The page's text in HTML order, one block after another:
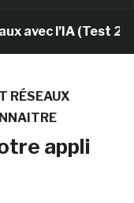
l’IA (Test 2025)
RÉSEAUX
appli